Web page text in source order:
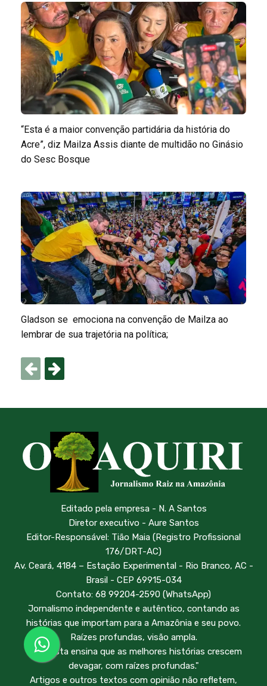
“Esta é a maior convenção partidária da história do
Acre”, diz Mailza Assis diante de multidão no Ginásio
do Sesc Bosque
Gladson se emociona na convenção de Mailza ao
lembrar de sua trajetória na política;
Editado pela empresa - N. A Santos
Diretor executivo - Aure Santos
Editor-Responsável: Tião Maia (Registro Profissional
176/DRT-AC)
Av. Ceará, 4184 – Estação Experimental - Rio Branco, AC -
Brasil - CEP 69915-034
Contato: 68 99204-2590 (WhatsApp)
Jornalismo independente e autêntico, contando as
histórias que importam para a Amazônia e seu povo.
Raízes profundas, visão ampla.
"A floresta ensina que as melhores histórias crescem
devagar, com raízes profundas."
Artigos e outros textos com opinião não refletem,